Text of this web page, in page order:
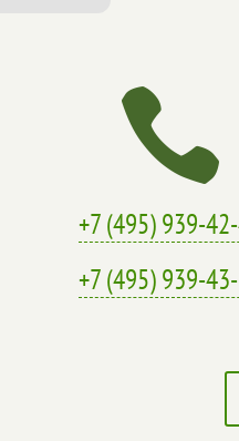

+7 (495) 939-
+7 (495) 939-